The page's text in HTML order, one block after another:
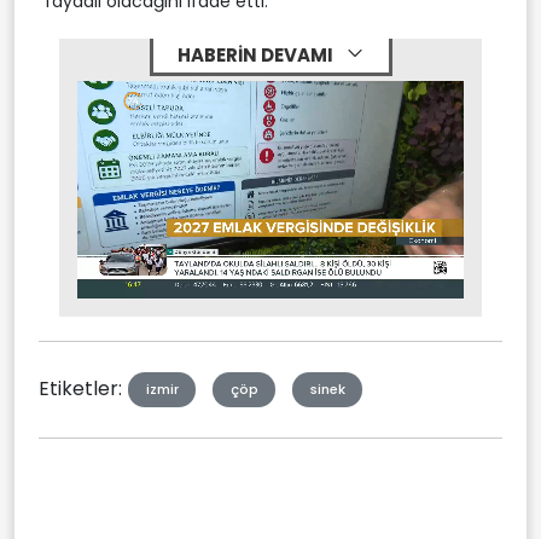
HABERİN DEVAMI
Mute Stream
Etiketler: izmir çöp sinek